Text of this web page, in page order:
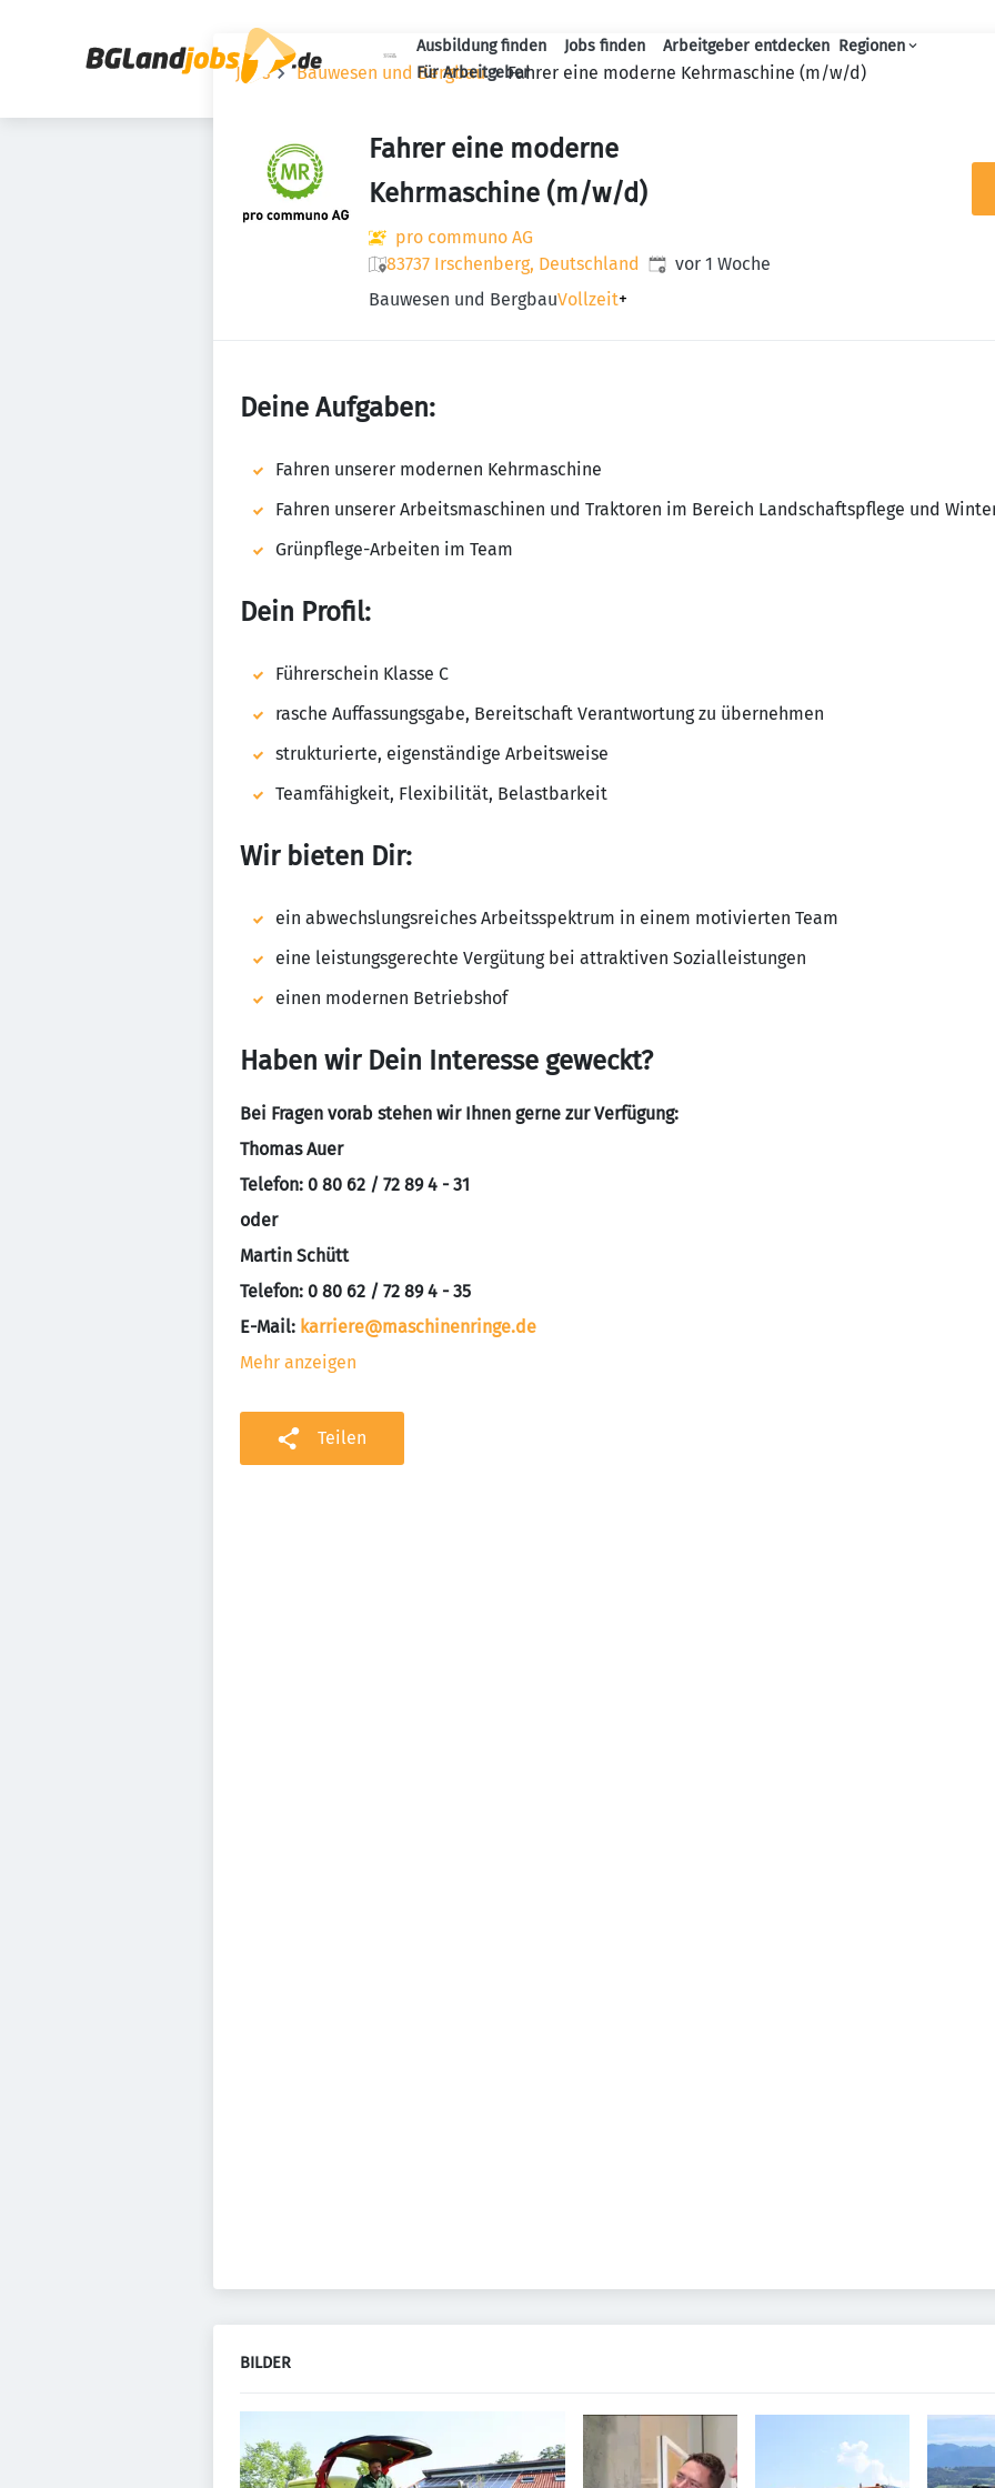
Haupt-Navigation
Ausbildung finden Jobs finden Arbeitgeber entdecken Regionen
Für Arbeitgeber
Jobs Bauwesen und Bergbau Fahrer eine moderne Kehrmaschine (m/w/d)
Fahrer eine moderne
Kehrmaschine (m/w/d)
pro communo AG
83737 Irschenberg, Deutschland Veröffentlicht:
vor 1 Woche
Bauwesen und BergbauVollzeit+
Deine Aufgaben:
Fahren unserer modernen Kehrmaschine
Fahren unserer Arbeitsmaschinen und Traktoren im Bereich Landschaftspflege und
Grünpflege-Arbeiten im Team
Dein Profil:
Führerschein Klasse C
rasche Auffassungsgabe, Bereitschaft Verantwortung zu übernehmen
strukturierte, eigenständige Arbeitsweise
Teamfähigkeit, Flexibilität, Belastbarkeit
Wir bieten Dir:
ein abwechslungsreiches Arbeitsspektrum in einem motivierten Team
eine leistungsgerechte Vergütung bei attraktiven Sozialleistungen
einen modernen Betriebshof
Haben wir Dein Interesse geweckt?
Bei Fragen vorab stehen wir Ihnen gerne zur Verfügung:
Thomas Auer
Telefon: 0 80 62 / 72 89 4 - 31
oder
Martin Schütt
Telefon: 0 80 62 / 72 89 4 - 35
E-Mail: karriere@maschinenringe.de
Mehr anzeigen
Teilen
BILDER